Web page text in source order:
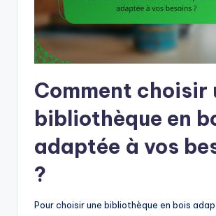
Comment choisir
bibliothèque en
adaptée à vos
?
Pour choisir une bibliothèque en bois